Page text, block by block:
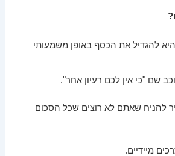
להגדיל את הכסף באופן משמעותי
שם "כי אין לכם רעיון אחר".
סביר להניח שאתם לא רוצים שכל הסכום
מיידיים.